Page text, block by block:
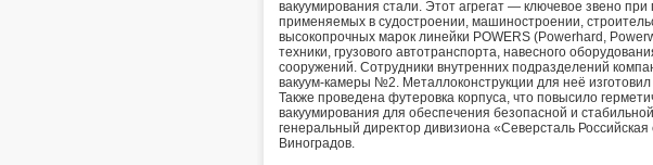
вакуумирования стали. Этот агрегат — ключевое звено
применяемых в судостроении, машиностроении,
высокопрочных марок линейки POWERS (Powerhard,
техники, грузового автотранспорта, навесного
сооружений. Сотрудники внутренних подразделений
вакуум-камеры №2. Металлоконструкции для неё
Также проведена футеровка корпуса, что повысило
вакуумирования для обеспечения безопасной и
генеральный директор дивизиона «Северсталь Российская
Виноградов.